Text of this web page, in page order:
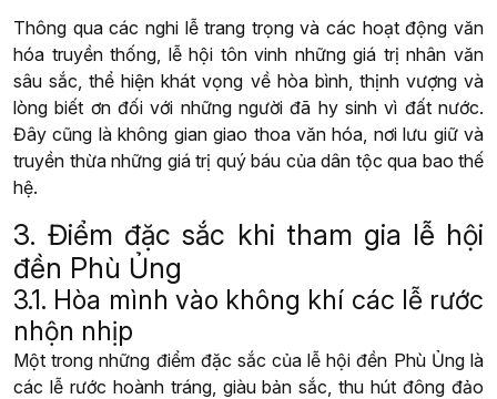
Thông qua các nghi lễ trang trọng và các hoạt động văn
hóa truyền thống, lễ hội tôn vinh những giá trị nhân văn
sâu sắc, thể hiện khát vọng về hòa bình, thịnh vượng và
lòng biết ơn đối với những người đã hy sinh vì đất nước.
Đây cũng là không gian giao thoa văn hóa, nơi lưu giữ và
truyền thừa những giá trị quý báu của dân tộc qua bao thế
hệ.
3. Điểm đặc sắc khi tham gia lễ hội
đền Phù Ủng
3.1. Hòa mình vào không khí các lễ rước
nhộn nhịp
Một trong những điểm đặc sắc của lễ hội đền Phù Ủng là
các lễ rước hoành tráng, giàu bản sắc, thu hút đông đảo